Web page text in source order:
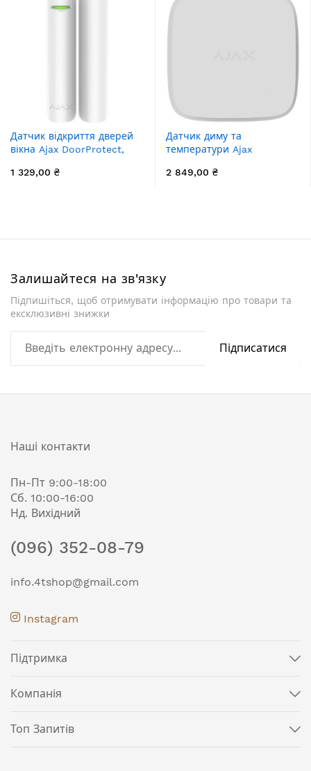
Датчик відкриття дверей
вікна Ajax DoorProtect,
білий (7063.03.WH1)
1 329,00 ₴
Датчик диму та
температури Ajax
Smoke Jeweler, змінна
2 849,00 ₴
Залишайтеся на зв'язку
Підпишіться, щоб отримувати інформацію про товари та
ексклюзивні знижки
Підписатися
Наші контакти
Пн-Пт 9:00-18:00
Сб. 10:00-16:00
Нд. Вихідний
(096) 352-08-79
info.4tshop@gmail.com
Instagram
Підтримка
Компанія
Топ Запитів